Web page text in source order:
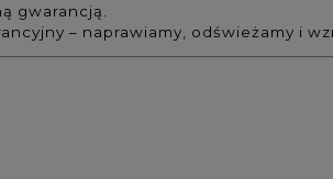
gwarancją.
– naprawiamy, odświeżamy i